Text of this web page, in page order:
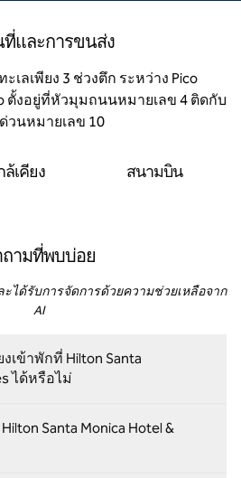
ที่และการขนส่ง
เลเพียง 3 ช่วงตึก ระหว่าง Pico
ตั้งอยู่ที่หัวมุมถนนหมายเลข 4 ติดกับ
วนหมายเลข 10
เคียง สนามบิน
ามที่พบบ่อย
ได้รับการจัดการด้วยความช่วยเหลือจาก
AI
เข้าพักที่ Hilton Santa
ได้หรือไม่
Santa Monica Hotel &